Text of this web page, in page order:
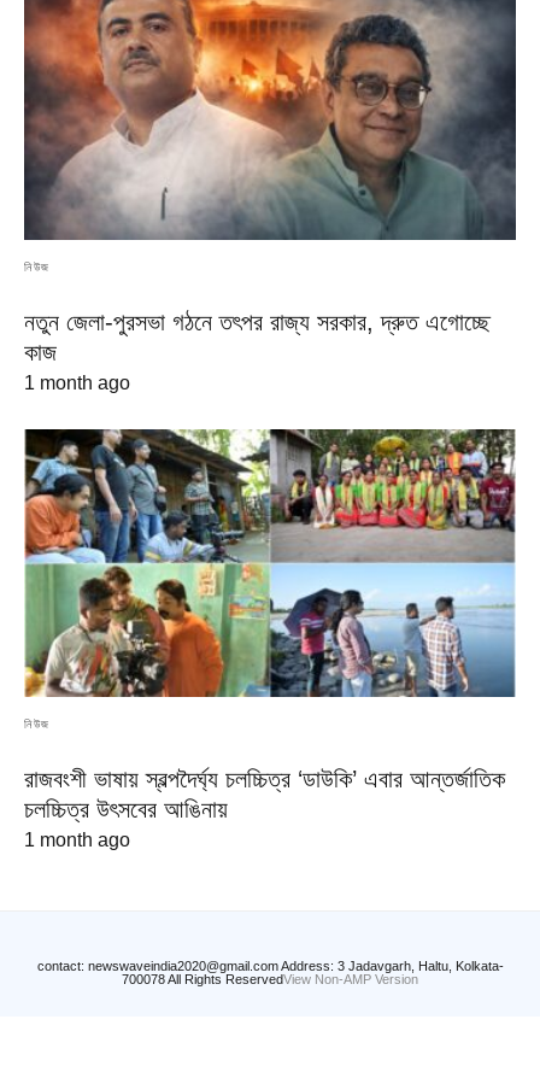
নিউজ
নতুন জেলা-পুরসভা গঠনে তৎপর রাজ্য সরকার, দ্রুত এগোচ্ছে
কাজ
1 month ago
নিউজ
রাজবংশী ভাষায় স্বল্পদৈর্ঘ্য চলচ্চিত্র ‘ডাউকি’ এবার আন্তর্জাতিক
চলচ্চিত্র উৎসবের আঙিনায়
1 month ago
contact: newswaveindia2020@gmail.com Address: 3 Jadavgarh, Haltu, Kolkata-
700078 All Rights ReservedView Non-AMP Version